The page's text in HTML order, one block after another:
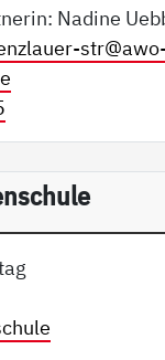
Nadine
str@awo-